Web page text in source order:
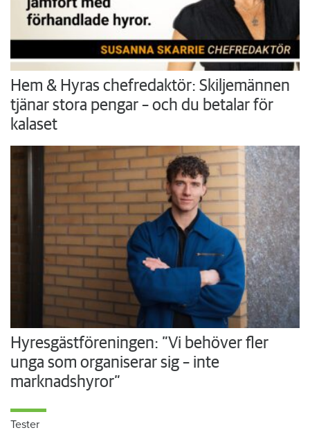
Hem & Hyras chefredaktör: Skiljemännen
tjänar stora pengar – och du betalar för
kalaset
Hyresgästföreningen: ”Vi behöver fler
unga som organiserar sig – inte
marknadshyror”
Tester